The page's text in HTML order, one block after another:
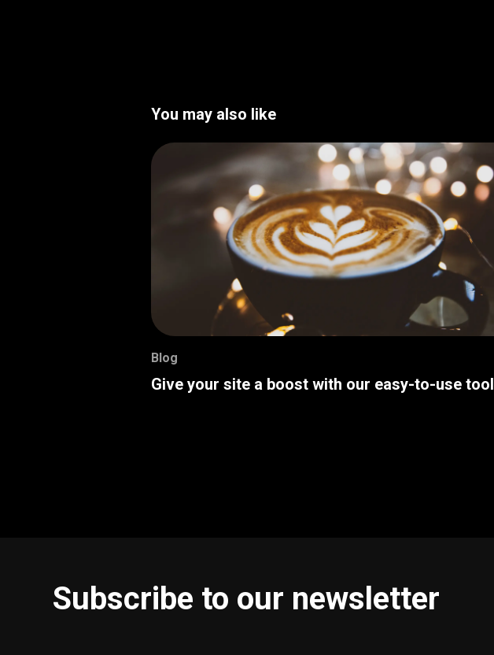
You may also like
Blog
Give your site a boost with our easy-to-use tool
Subscribe to our newsletter